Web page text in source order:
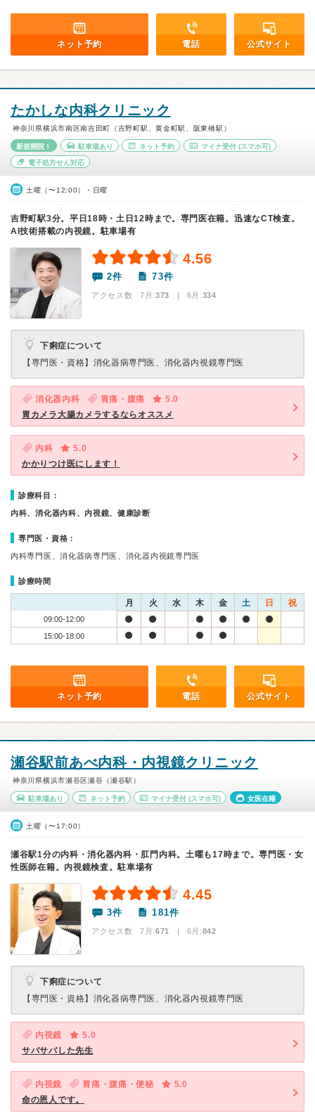
ネット予約 電話 公式サイト
たかしな内科クリニック
神奈川県横浜市南区南吉田町（吉野町駅、黄金町駅、阪東橋駅）
新規開院！ 駐車場あり ネット予約 マイナ受付 (スマホ可)
電子処方せん対応
土曜（〜12:00）・日曜
吉野町駅3分。平日18時・土日12時まで。専門医在籍。迅速なCT検査。
AI技術搭載の内視鏡。駐車場有
4.56
2件 73件
アクセス数 7月:373 | 6月:334
下痢症について
【専門医・資格】 消化器病専門医、消化器内視鏡専門医
消化器内科 胃痛・腹痛
5.0
胃カメラ大腸カメラするならオススメ
内科
5.0
かかりつけ医にします！
診療科目：
内科、消化器内科、内視鏡、健康診断
専門医・資格：
内科専門医、消化器病専門医、消化器内視鏡専門医
診療時間
月 火 水 木 金 土 日 祝
09:00-12:00
15:00-18:00
ネット予約 電話 公式サイト
瀬谷駅前あべ内科・内視鏡クリニック
神奈川県横浜市瀬谷区瀬谷（瀬谷駅）
駐車場あり ネット予約 マイナ受付 (スマホ可) 女医在籍
土曜（〜17:00）
瀬谷駅1分の内科・消化器内科・肛門内科。土曜も17時まで。専門医・女
性医師在籍。内視鏡検査。駐車場有
4.45
3件 181件
アクセス数 7月:671 | 6月:842
下痢症について
【専門医・資格】 消化器病専門医、消化器内視鏡専門医
内視鏡
5.0
サバサバした先生
内視鏡 胃痛・腹痛・便秘
5.0
命の恩人です。